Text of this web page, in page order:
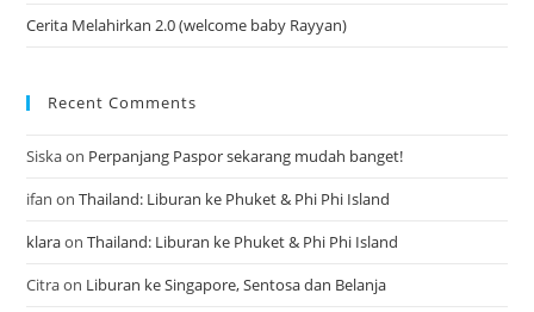
Cerita Melahirkan 2.0 (welcome baby Rayyan)
Recent Comments
Siskaon Perpanjang Paspor sekarang mudah banget!
ifan onThailand: Liburan ke Phuket & Phi Phi Island
klaraonThailand: Liburan ke Phuket & Phi Phi Island
Citraon Liburan ke Singapore, Sentosa dan Belanja